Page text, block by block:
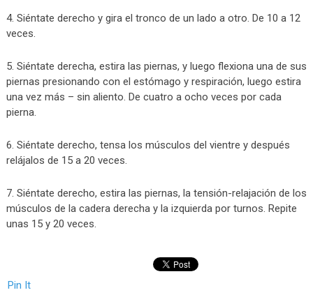
4. Siéntate derecho y gira el tronco de un lado a otro. De 10 a 12
veces.
5. Siéntate derecha, estira las piernas, y luego flexiona una de sus
piernas presionando con el estómago y respiración, luego estira
una vez más – sin aliento. De cuatro a ocho veces por cada
pierna.
6. Siéntate derecho, tensa los músculos del vientre y después
relájalos de 15 a 20 veces.
7. Siéntate derecho, estira las piernas, la tensión-relajación de los
músculos de la cadera derecha y la izquierda por turnos. Repite
unas 15 y 20 veces.
Pin It